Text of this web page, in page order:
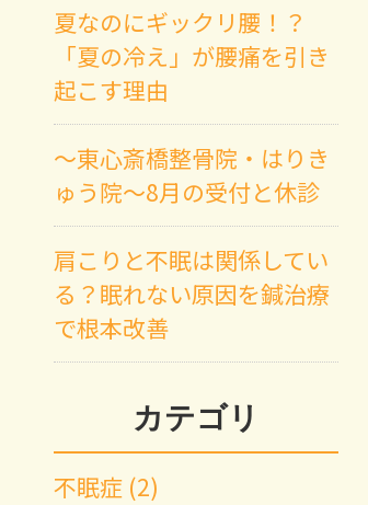
夏なのにギックリ腰！？
「夏の冷え」が腰痛を引き
起こす理由
～東心斎橋整骨院・はりき
ゅう院～8月の受付と休診
肩こりと不眠は関係してい
る？眠れない原因を鍼治療
で根本改善
カテゴリ
不眠症 (2)